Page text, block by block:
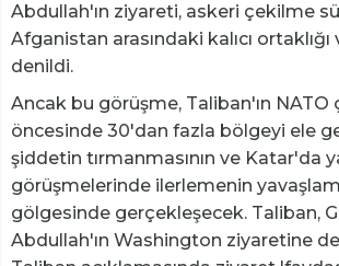
Abdullah'ın ziyareti, askeri çekilme
Afganistan arasındaki kalıcı
denildi.
Ancak bu görüşme, Taliban'ın NATO
öncesinde 30'dan fazla bölgeyi ele
şiddetin tırmanmasının ve Katar'da
görüşmelerinde ilerlemenin
gölgesinde gerçekleşecek. Taliban,
Abdullah'ın Washington ziyaretine de